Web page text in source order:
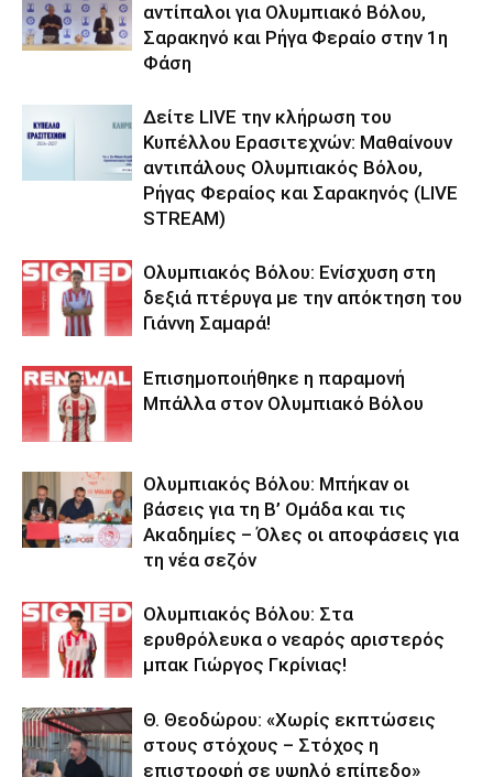
αντίπαλοι για Ολυμπιακό Βόλου,
Σαρακηνό και Ρήγα Φεραίο στην 1η
Φάση
Δείτε LIVE την κλήρωση του
Κυπέλλου Ερασιτεχνών: Μαθαίνουν
αντιπάλους Ολυμπιακός Βόλου,
Ρήγας Φεραίος και Σαρακηνός (LIVE
STREAM)
Ολυμπιακός Βόλου: Ενίσχυση στη
δεξιά πτέρυγα με την απόκτηση του
Γιάννη Σαμαρά!
Επισημοποιήθηκε η παραμονή
Μπάλλα στον Ολυμπιακό Βόλου
Ολυμπιακός Βόλου: Μπήκαν οι
βάσεις για τη Β’ Ομάδα και τις
Ακαδημίες – Όλες οι αποφάσεις για
τη νέα σεζόν
Ολυμπιακός Βόλου: Στα
ερυθρόλευκα ο νεαρός αριστερός
μπακ Γιώργος Γκρίνιας!
Θ. Θεοδώρου: «Χωρίς εκπτώσεις
στους στόχους – Στόχος η
επιστροφή σε υψηλό επίπεδο»